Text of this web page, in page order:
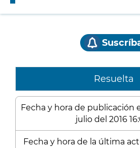
Resuelta
Fecha y hora de publicación
julio del 2016
Fecha y hora de la última